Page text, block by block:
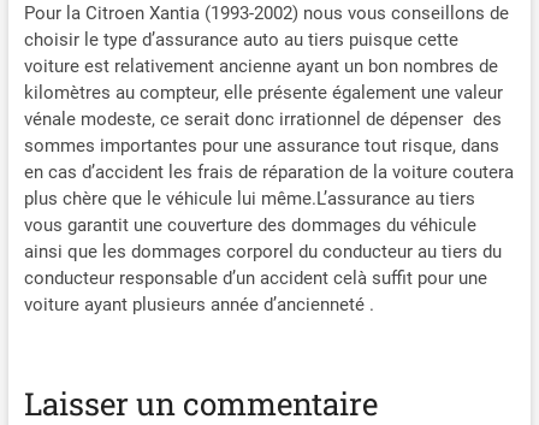
Pour la Citroen Xantia (1993-2002) nous vous conseillons de
choisir le type d’assurance auto au tiers puisque cette
voiture est relativement ancienne ayant un bon nombres de
kilomètres au compteur, elle présente également une valeur
vénale modeste, ce serait donc irrationnel de dépenser des
sommes importantes pour une assurance tout risque, dans
en cas d’accident les frais de réparation de la voiture coutera
plus chère que le véhicule lui même.L’assurance au tiers
vous garantit une couverture des dommages du véhicule
ainsi que les dommages corporel du conducteur au tiers du
conducteur responsable d’un accident celà suffit pour une
voiture ayant plusieurs année d’ancienneté .
Laisser un commentaire